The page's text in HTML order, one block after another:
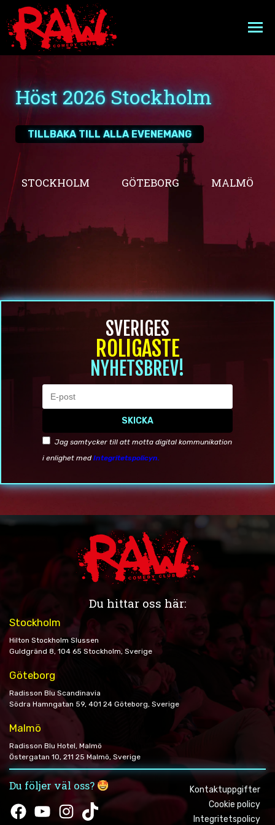
Hoppa
till
innehåll
A VERY RAW CHRISTMAS
MIDDAGSPAKET
FAKTA
PRESENTKORT
KONTAKT
Höst 2026 Stockholm
TILLBAKA TILL ALLA EVENEMANG
STOCKHOLM GÖTEBORG MALMÖ
SVERIGES
ROLIGASTE
NYHETSBREV!
SKICKA
Jag samtycker till att motta digital kommunikation
i enlighet medIntegritetspolicyn.
Du hittar oss här:
Stockholm
Hilton Stockholm Slussen
Guldgränd 8, 104 65 Stockholm, Sverige
Göteborg
Radisson Blu Scandinavia
Södra Hamngatan 59, 401 24 Göteborg, Sverige
Malmö
Radisson Blu Hotel, Malmö
Östergatan 10, 211 25 Malmö, Sverige
Du följer väl oss?
FacebookYouTubeInstagram
Kontaktuppgifter
Cookie policy
Integritetspolicy